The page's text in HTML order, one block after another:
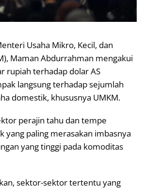
Usaha Mikro, Kecil, dan
Maman Abdurrahman mengakui
rupiah terhadap dolar AS
langsung terhadap sejumlah
domestik, khususnya UMKM.
perajin tahu dan tempe
yang paling merasakan imbasnya
yang tinggi pada komoditas
sektor-sektor tertentu yang